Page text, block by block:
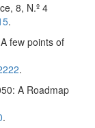
8, N.º 4
.
few points of
.
A Roadmap
.